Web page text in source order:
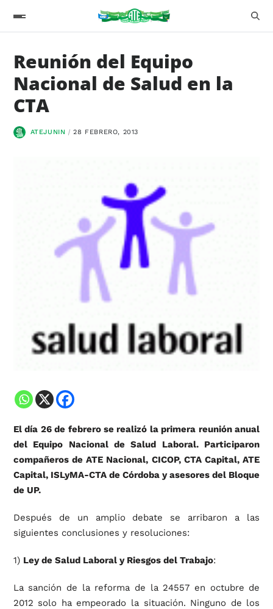
Reunión del Equipo
Nacional de Salud en la
CTA
ATEJUNIN 28 FEBRERO, 2013
El día 26 de febrero se realizó la primera reunión anual
del Equipo Nacional de Salud Laboral. Participaron
compañeros de ATE Nacional, CICOP, CTA Capital, ATE
Capital, ISLyMA-CTA de Córdoba y asesores del Bloque
de UP.
Después de un amplio debate se arribaron a las
siguientes conclusiones y resoluciones:
1) Ley de Salud Laboral y Riesgos del Trabajo:
La sanción de la reforma de la 24557 en octubre de
2012 solo ha empeorado la situación. Ninguno de los